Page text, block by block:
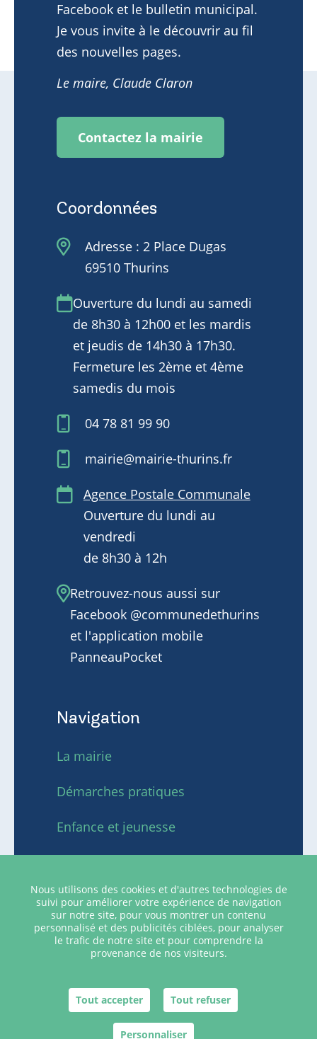
Facebook et le bulletin municipal.
Je vous invite à le découvrir au fil
des nouvelles pages.
Le maire, Claude Claron
Contactez la mairie
Coordonnées
Adresse : 2 Place Dugas
69510 Thurins
Ouverture du lundi au samedi
de 8h30 à 12h00 et les mardis
et jeudis de 14h30 à 17h30.
Fermeture les 2ème et 4ème
samedis du mois
04 78 81 99 90
mairie@mairie-thurins.fr
Agence Postale Communale
Ouverture du lundi au
vendredi
de 8h30 à 12h
Retrouvez-nous aussi sur
Facebook @communedethurins
et l'application mobile
PanneauPocket
Navigation
La mairie
Démarches pratiques
Enfance et jeunesse
Social et économie locale
Mentions légales
Site réalisé parIML Communication
Nous utilisons des cookies et d'autres technologies de
suivi pour améliorer votre expérience de navigation
sur notre site, pour vous montrer un contenu
personnalisé et des publicités ciblées, pour analyser
le trafic de notre site et pour comprendre la
provenance de nos visiteurs.
Tout accepter Tout refuser
Personnaliser